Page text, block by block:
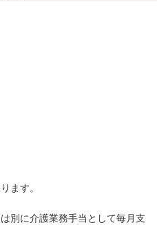
ます。
別に介護業務手当として毎月支